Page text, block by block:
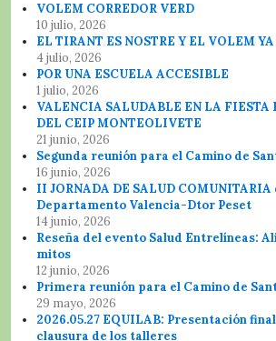
VOLEM CORREDOR VERD
10 julio, 2026
EL TIRANT ES NOSTRE Y EL VOLEM YA
4 julio, 2026
POR UNA ESCUELA ACCESIBLE
1 julio, 2026
VALENCIA SALUDABLE EN LA FIESTA
DEL CEIP MONTEOLIVETE
21 junio, 2026
Segunda reunión para el Camino de
16 junio, 2026
II JORNADA DE SALUD COMUNITARIA
Departamento Valencia-Dtor Peset
14 junio, 2026
Reseña del evento Salud Entrelíneas:
mitos
12 junio, 2026
Primera reunión para el Camino de
29 mayo, 2026
2026.05.27 EQUILAB: Presentación
clausura de los talleres